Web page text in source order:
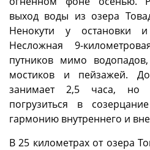
выход воды из озера
Ненокути у остановки
Несложная 9-
путников мимо
мостиков и пейзажей.
занимает 2,5 часа, но
погрузиться в
гармонию внутреннего и
В 25 километрах от озера